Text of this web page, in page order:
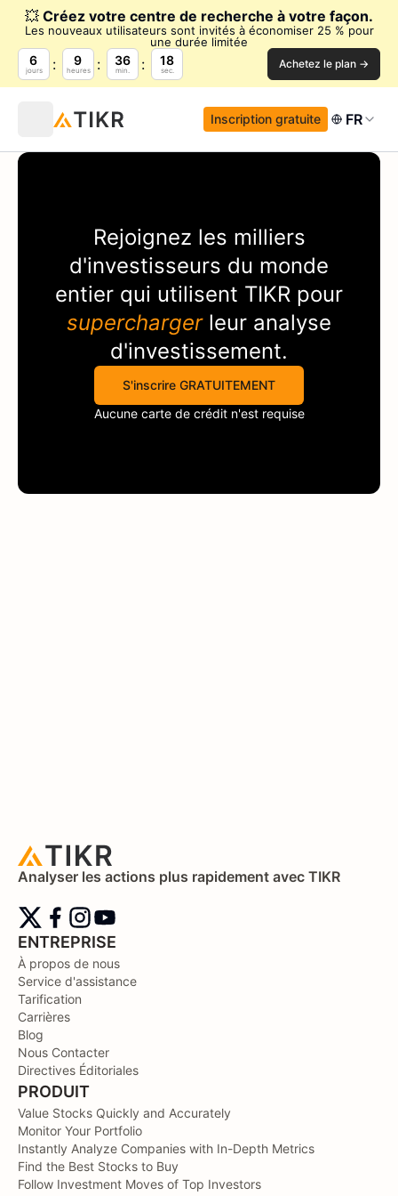
💥 Créez votre centre de recherche à votre façon.
Les nouveaux utilisateurs sont invités à économiser 25 % pour
une durée limitée
6
jours
9
heures
36
min.
18
sec. Achetez le plan →
Inscription gratuite FR
Rejoignez les milliers
d'investisseurs du monde
entier qui utilisent TIKR pour
superchargerleur analyse
d'investissement.
S'inscrire GRATUITEMENT
Aucune carte de crédit n'est requise
Analyser les actions plus rapidement avec TIKR
ENTREPRISE
À propos de nous
Service d'assistance
Tarification
Carrières
Blog
Nous Contacter
Directives Éditoriales
PRODUIT
Value Stocks Quickly and Accurately
Monitor Your Portfolio
Instantly Analyze Companies with In-Depth Metrics
Find the Best Stocks to Buy
Follow Investment Moves of Top Investors